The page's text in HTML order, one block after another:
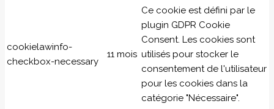
cookielawinfo-
checkbox-necessary
11 mois
Ce cookie est défini par le
plugin GDPR Cookie
Consent. Les cookies sont
utilisés pour stocker le
consentement de l'utilisateur
pour les cookies dans la
catégorie "Nécessaire".